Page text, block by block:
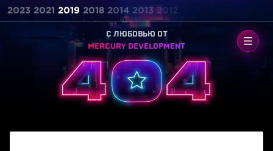
2023 2021 2019 2018 2014 2013 2012
C ЛЮБОВЬЮ ОТ
MERCURY DEVELOPMENT